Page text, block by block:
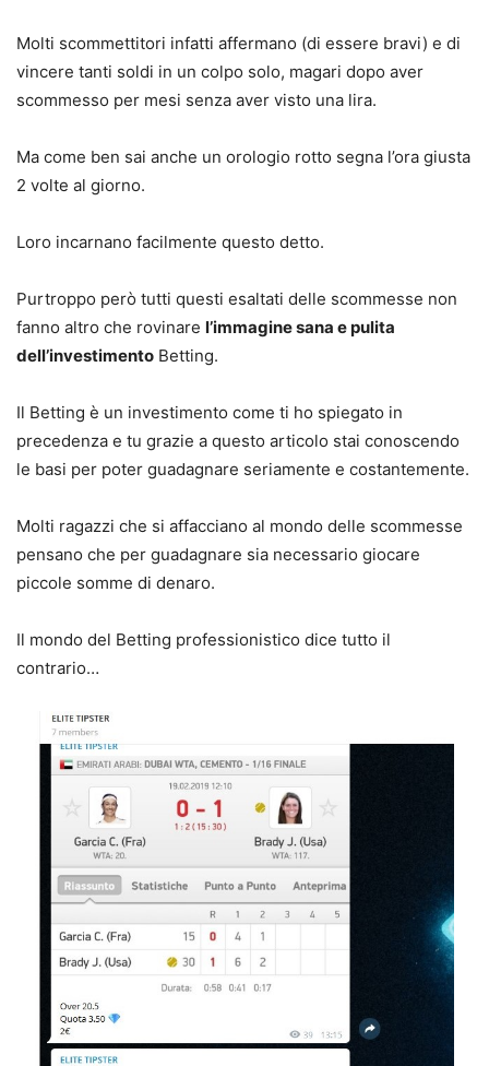
Molti scommettitori infatti affermano (di essere bravi) e di
vincere tanti soldi in un colpo solo, magari dopo aver
scommesso per mesi senza aver visto una lira.
Ma come ben sai anche un orologio rotto segna l’ora giusta
2 volte al giorno.
Loro incarnano facilmente questo detto.
Purtroppo però tutti questi esaltati delle scommesse non
fanno altro che rovinare l’immagine sana e pulita
dell’investimento Betting.
Il Betting è un investimento come ti ho spiegato in
precedenza e tu grazie a questo articolo stai conoscendo
le basi per poter guadagnare seriamente e costantemente.
Molti ragazzi che si affacciano al mondo delle scommesse
pensano che per guadagnare sia necessario giocare
piccole somme di denaro.
Il mondo del Betting professionistico dice tutto il
contrario…